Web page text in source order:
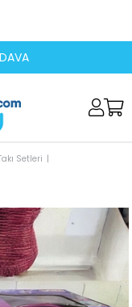
Setleri